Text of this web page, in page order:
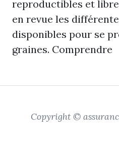
reproductibles et
en revue les
disponibles pour se
graines. Comprendre
Copyright ©